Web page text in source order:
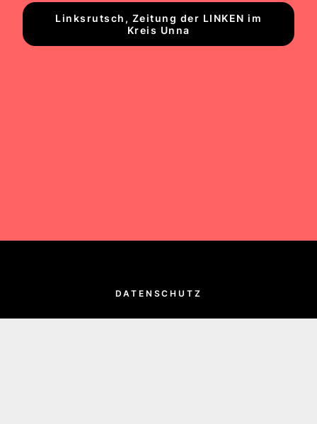
Linksrutsch, Zeitung der LINKEN im
Kreis Unna
DATENSCHUTZ